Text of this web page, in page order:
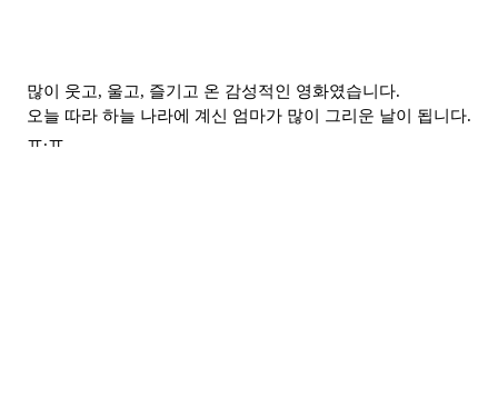
많이 웃고, 울고, 즐기고 온 감성적인 영화였습니다.
오늘 따라 하늘 나라에 계신 엄마가 많이 그리운 날이 됩니다.
ㅠ.ㅠ